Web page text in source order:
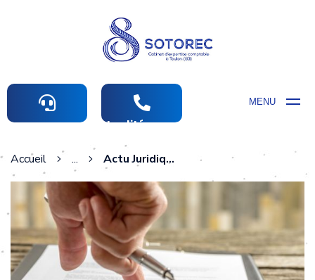
MENU
Actualités comptables
Accueil ... Actu Juridique